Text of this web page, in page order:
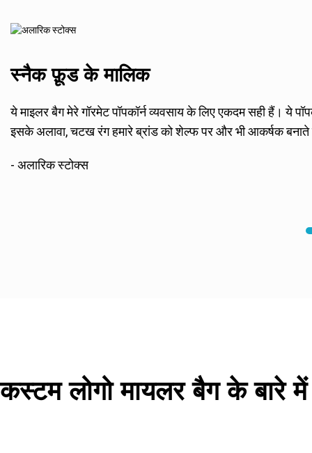
स्नैक फ़ूड के मालिक
ये माइलर बैग मेरे गॉरमेट पॉपकॉर्न व्यवसाय के लिए एकदम सही हैं। ये
इसके अलावा, चटख रंग हमारे ब्रांड को शेल्फ पर और भी आकर्षक बनाते
- अलारिक स्टोक्स
कस्टम लोगो मायलर बैग के बारे